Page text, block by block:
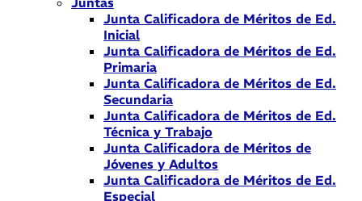
Junta Calificadora de Méritos de Ed.
Inicial
Junta Calificadora de Méritos de Ed.
Primaria
Junta Calificadora de Méritos de Ed.
Secundaria
Junta Calificadora de Méritos de Ed.
Técnica y Trabajo
Junta Calificadora de Méritos de
Jóvenes y Adultos
Junta Calificadora de Méritos de Ed.
Especial